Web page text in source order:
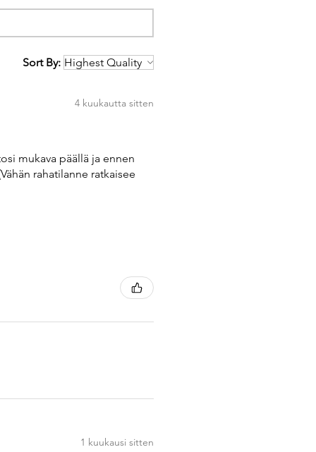
Sort By:
4 kuukautta sitten
mukava päällä ja ennen
rahatilanne ratkaisee
1 kuukausi sitten